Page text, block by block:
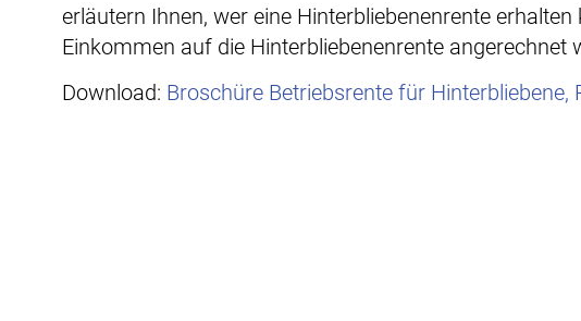
erläutern Ihnen, wer eine Hinterbliebenenrente
Einkommen auf die Hinterbliebenenrente angerechnet
Download: Broschüre Betriebsrente für Hinterbliebene,